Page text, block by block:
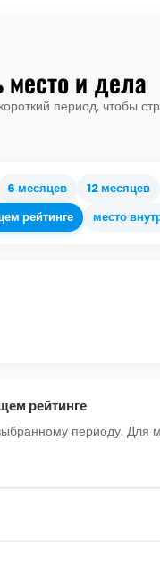
и дела
период, чтобы
6 месяцев 12 месяцев
рейтинге место
рейтинге
периоду. Для